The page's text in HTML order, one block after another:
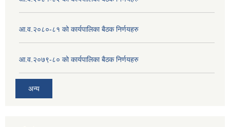
आ.व.२०८०-८१ को कार्यपालिका बैठक निर्णयहरु
आ.व.२०७९-८० को कार्यपालिका बैठक निर्णयहरु
अन्य